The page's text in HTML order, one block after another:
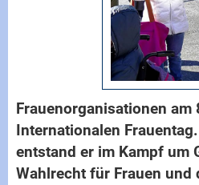
Frauenorganisationen am
Internationalen
entstand er im Kampf um
Wahlrecht für Frauen und